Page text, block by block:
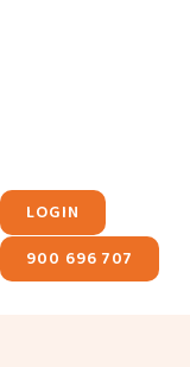
LOGIN
900 696 707